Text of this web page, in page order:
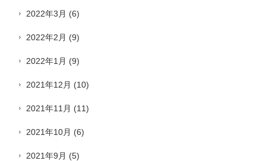
2022年3月 (6)
2022年2月 (9)
2022年1月 (9)
2021年12月 (10)
2021年11月 (11)
2021年10月 (6)
2021年9月 (5)